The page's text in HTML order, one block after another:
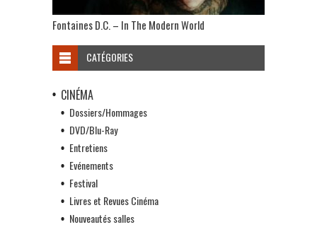
Fontaines D.C. – In The Modern World
CATÉGORIES
CINÉMA
Dossiers/Hommages
DVD/Blu-Ray
Entretiens
Evénements
Festival
Livres et Revues Cinéma
Nouveautés salles